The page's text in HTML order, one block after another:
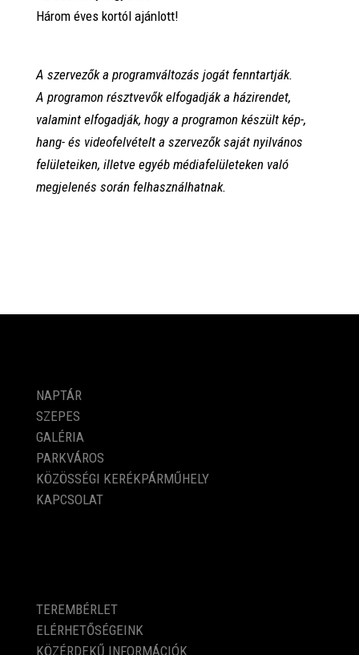
Három éves kortól ajánlott!
A szervezők a programváltozás jogát fenntartják.
A programon résztvevők elfogadják a házirendet,
valamint elfogadják, hogy a programon készült kép-,
hang- és videofelvételt a szervezők saját nyilvános
felületeiken, illetve egyéb médiafelületeken való
megjelenés során felhasználhatnak.
NAPTÁR
SZEPES
GALÉRIA
PARKVÁROS
KÖZÖSSÉGI KERÉKPÁRMŰHELY
KAPCSOLAT
TEREMBÉRLET
ELÉRHETŐSÉGEINK
KÖZÉRDEKŰ INFORMÁCIÓK